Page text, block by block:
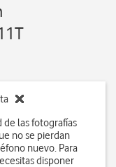
de las fotografías
no se pierdan
nuevo. Para
disponer